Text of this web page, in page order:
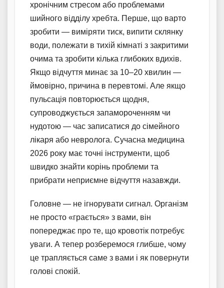
хронічним стресом або проблемами
шийного відділу хребта. Перше, що варто
зробити — виміряти тиск, випити склянку
води, полежати в тихій кімнаті з закритими
очима та зробити кілька глибоких вдихів.
Якщо відчуття минає за 10–20 хвилин —
ймовірно, причина в перевтомі. Але якщо
пульсація повторюється щодня,
супроводжується запамороченням чи
нудотою — час записатися до сімейного
лікаря або невролога. Сучасна медицина
2026 року має точні інструменти, щоб
швидко знайти корінь проблеми та
прибрати неприємне відчуття назавжди.
Головне — не ігнорувати сигнал. Організм
не просто «грається» з вами, він
попереджає про те, що кровотік потребує
уваги. А тепер розберемося глибше, чому
це трапляється саме з вами і як повернути
голові спокій.